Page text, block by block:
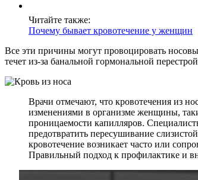
Читайте также:
Почему бывает кровотечение у женщин
Все эти причины могут провоцировать
течет из-за банальной гормональной
Врачи отмечают, что кровотечения из
изменениями в организме женщины,
проницаемости капилляров.
предотвратить пересушивание
кровотечение возникает часто или
Правильный подход к профилактике и